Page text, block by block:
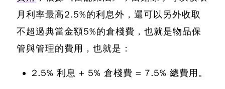
月利率最高2.5%的利息外，還可以另外收取
不超過典當金額5%的倉棧費，也就是物品保
管與管理的費用，也就是：
2.5% 利息 + 5% 倉棧費 = 7.5% 總費用。